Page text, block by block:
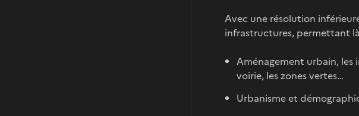
Avec une résolution
infrastructures, permettant
Aménagement urbain, les
voirie, les zones vertes…
Urbanisme et